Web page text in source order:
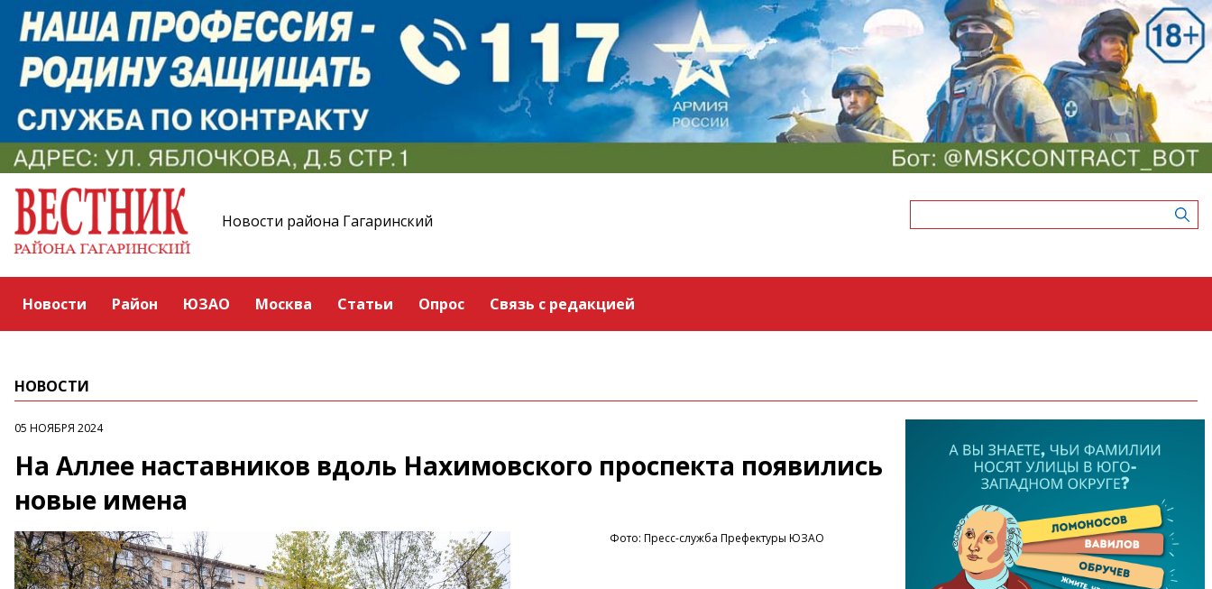
Новости района Гагаринский
Новости Район ЮЗАО Москва Статьи Опрос Связь с редакцией
НОВОСТИ
05 НОЯБРЯ 2024
На Аллее наставников вдоль Нахимовского проспекта появились
новые имена
Фото: Пресс-служба Префектуры ЮЗАО